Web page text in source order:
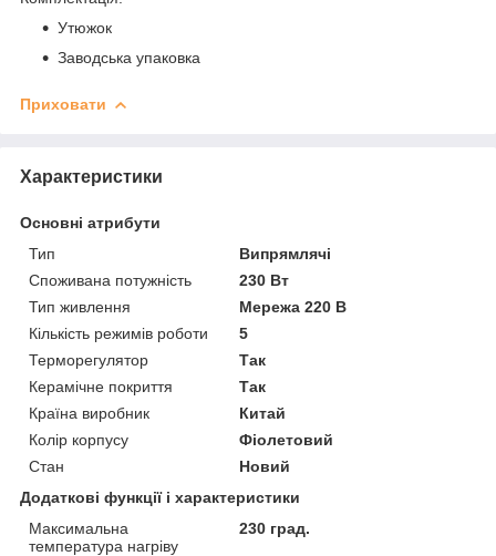
Утюжок
Заводська упаковка
Приховати
Характеристики
Основні атрибути
Тип
Випрямлячі
Споживана потужність
230 Вт
Тип живлення
Мережа 220 В
Кількість режимів роботи
5
Терморегулятор
Так
Керамічне покриття
Так
Країна виробник
Китай
Колір корпусу
Фіолетовий
Стан
Новий
Додаткові функції і характеристики
Максимальна
температура нагріву
230 град.